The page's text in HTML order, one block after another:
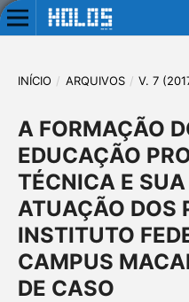
INÍCIO / ARQUIVOS / V. 7
A FORMAÇÃO
EDUCAÇÃO
TÉCNICA E
ATUAÇÃO DOS
INSTITUTO
CAMPUS
DE CASO